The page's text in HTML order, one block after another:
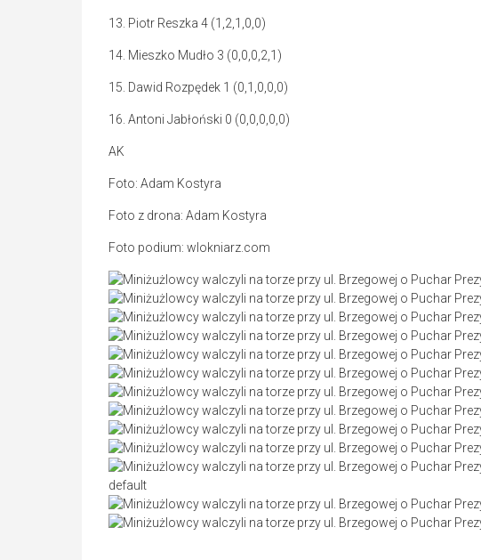
13. Piotr Reszka 4 (1,2,1,0,0)
14. Mieszko Mudło 3 (0,0,0,2,1)
15. Dawid Rozpędek 1 (0,1,0,0,0)
16. Antoni Jabłoński 0 (0,0,0,0,0)
AK
Foto: Adam Kostyra
Foto z drona: Adam Kostyra
Foto podium: wlokniarz.com
default